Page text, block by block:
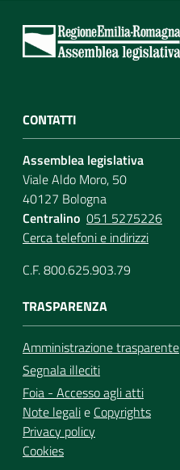
CONTATTI
Assemblea legislativa
Viale Aldo Moro, 50
40127 Bologna
Centralino 051 5275226
Cerca telefoni e indirizzi
C.F. 800.625.903.79
TRASPARENZA
Amministrazione trasparente
Segnala illeciti
Foia - Accesso agli atti
Note legalie Copyrights
Privacy policy
Cookies